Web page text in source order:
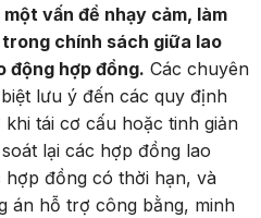
vấn đề nhạy cảm, làm
chính sách giữa lao
động hợp đồng. Các chuyên
lưu ý đến các quy định
tái cơ cấu hoặc tinh giản
lại các hợp đồng lao
hợp đồng có thời hạn, và
án hỗ trợ công bằng, minh